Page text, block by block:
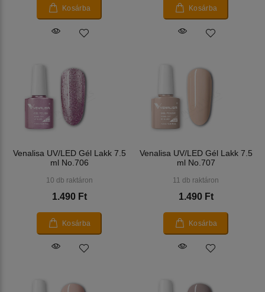
Kosárba Kosárba
Venalisa UV/LED Gél Lakk 7.5
ml No.706
10 db raktáron
1.490 Ft
Kosárba
Venalisa UV/LED Gél Lakk 7.5
ml No.707
11 db raktáron
1.490 Ft
Kosárba